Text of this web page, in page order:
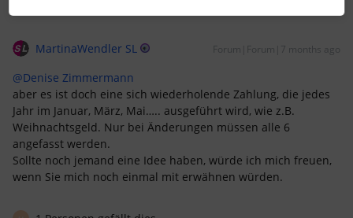
MartinaWendler SL Forum|Forum|7 months ago
@Denise Zimmermann
aber es ist doch eine sich wiederholende Zahlung, die jedes
Jahr im Januar, März, Mai….. ausgeführt wird, wie z.B.
Weihnachtsgeld. Nur bei Änderungen müssen alle 6
angefasst werden.
Sollte noch jemand eine Idee haben, würde ich mich freuen,
wenn Sie mich noch einmal mit erwähnen würden.